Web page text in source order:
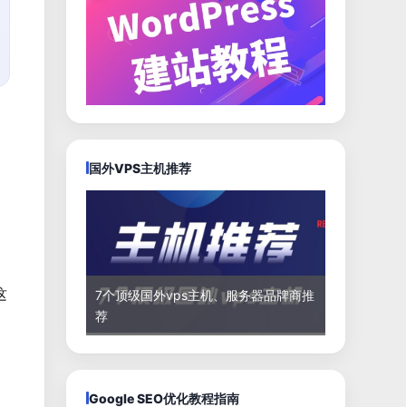
国外VPS主机推荐
7个顶级国外vps主机、服务器品牌商推
荐
Google SEO优化教程指南